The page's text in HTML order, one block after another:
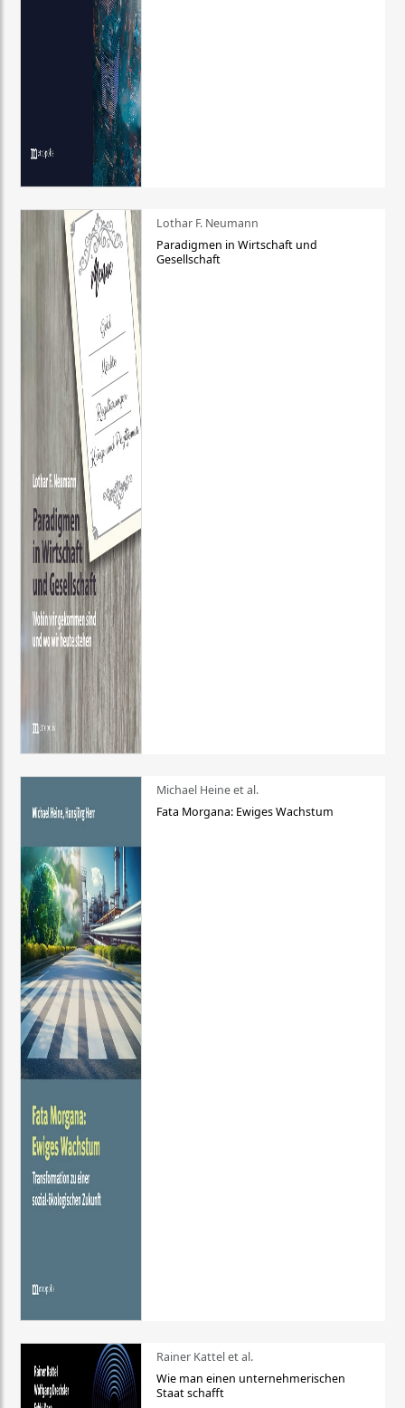
Lothar F. Neumann
Paradigmen in Wirtschaft und
Gesellschaft
Michael Heine et al.
Fata Morgana: Ewiges Wachstum
Rainer Kattel et al.
Wie man einen unternehmerischen
Staat schafft